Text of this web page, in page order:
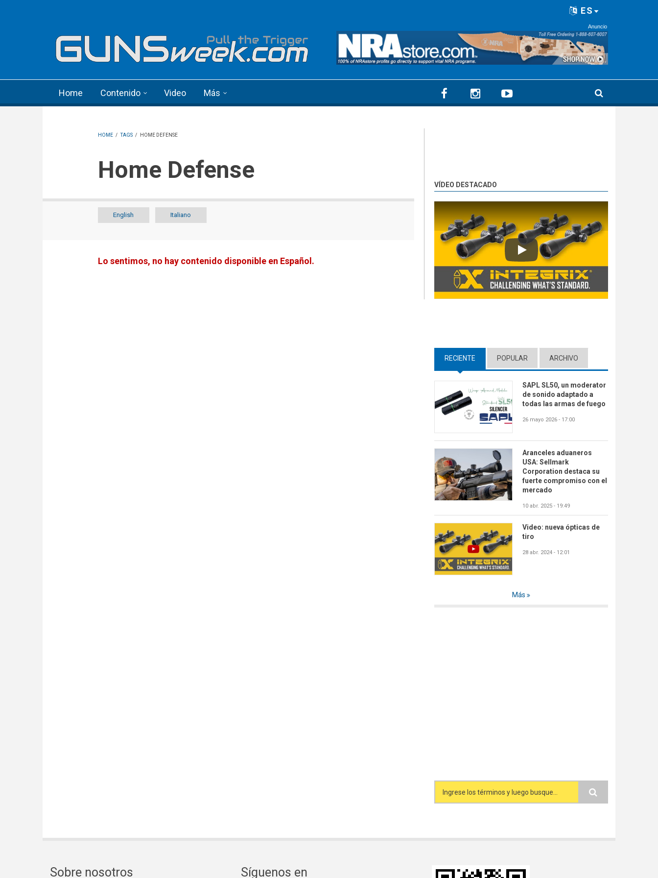
ES
Anuncio
Home Contenido Video Más
HOME / TAGS / HOME DEFENSE
Home Defense
English Italiano
Lo sentimos, no hay contenido disponible en Español.
VÍDEO DESTACADO
Play
RECIENTE (ACTIVE TAB)
POPULAR ARCHIVO
SAPL SL50, un moderator
de sonido adaptado a
todas las armas de fuego
26 mayo 2026 - 17:00
Aranceles aduaneros
USA: Sellmark
Corporation destaca su
fuerte compromiso con el
mercado
10 abr. 2025 - 19:49
Video: nueva ópticas de
tiro
28 abr. 2024 - 12:01
Más
Search form
Sobre nosotros Síguenos en